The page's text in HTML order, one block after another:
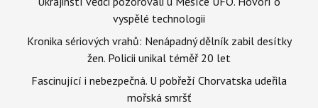
vyspělé technologii
Kronika sériových vrahů: Nenápadný dělník zabil desítky
žen. Policii unikal téměř 20 let
Fascinující i nebezpečná. U pobřeží Chorvatska udeřila
mořská smršť